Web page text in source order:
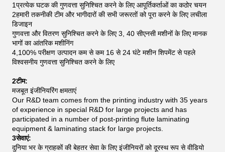
1प्रत्येक घटक की गुणवत्ता सुनिश्चित करने के लिए आपूर्तिकर्ताओं का कठोर चयन
2हमारी तकनीकी टीम और भागीदारों की सभी जरूरतों को पूरा करने के लिए लचीला
डिजाइन
गुणवत्ता और वितरण सुनिश्चित करने के लिए 3, 40 सीएनसी मशीनों के लिए मानक
भागों का आंतरिक मशीनिंग
4,100% परीक्षण उत्पादन कम से कम 16 से 24 घंटे मशीन शिपमेंट से पहले
विश्वसनीय गुणवत्ता सुनिश्चित करने के लिए
2टीम:
मजबूत इंजीनियरिंग क्षमताएं
Our R&D team comes from the printing industry with 35 years
of experience in special R&D for large projects and has
participated in a number of post-printing flute laminating
equipment & laminating stack for large projects.
3सेवाएं:
दुनिया भर के ग्राहकों की बेहतर सेवा के लिए इंजीनियरों को दूरस्थ रूप से वीडियो